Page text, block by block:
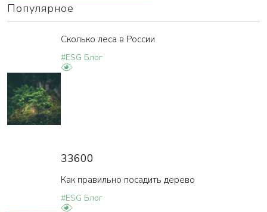
Популярное
Сколько леса в России
#ESG Блог
33600
Как правильно посадить дерево
#ESG Блог